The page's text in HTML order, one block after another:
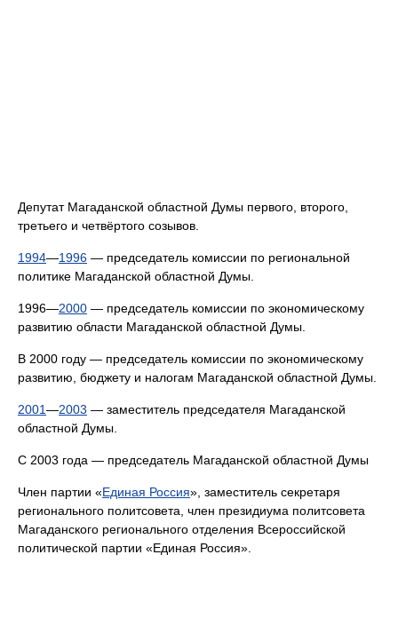
Депутат Магаданской областной Думы первого, второго,
третьего и четвёртого созывов.
1994—1996 — председатель комиссии по региональной
политике Магаданской областной Думы.
1996—2000 — председатель комиссии по экономическому
развитию области Магаданской областной Думы.
В 2000 году — председатель комиссии по экономическому
развитию, бюджету и налогам Магаданской областной Думы.
2001—2003 — заместитель председателя Магаданской
областной Думы.
С 2003 года — председатель Магаданской областной Думы
Член партии «Единая Россия», заместитель секретаря
регионального политсовета, член президиума политсовета
Магаданского регионального отделения Всероссийской
политической партии «Единая Россия».